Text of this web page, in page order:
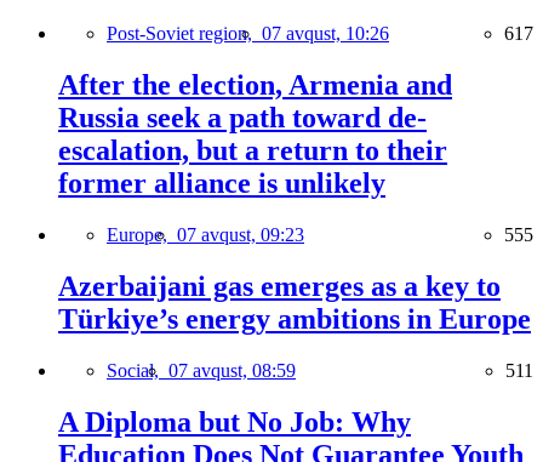
Post-Soviet region, 07 avqust, 10:26 617
After the election, Armenia and
Russia seek a path toward de-
escalation, but a return to their
former alliance is unlikely
Europe, 07 avqust, 09:23 555
Azerbaijani gas emerges as a key to
Türkiye’s energy ambitions in Europe
Social, 07 avqust, 08:59 511
A Diploma but No Job: Why
Education Does Not Guarantee Youth